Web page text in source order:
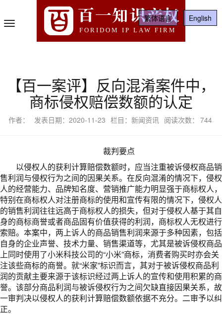
百一知识产权
FORIDOM IP LAW FIRM
English
繁体语言
Toggle
Navigation
【百一案评】反向混淆案件中，
商标侵权赔偿数额的认定
作者： 发表日期：2020-11-23 栏目：新闻资讯 阅读次数： 744
裁判要点
以侵权人的获利计算赔偿数额时，应当注重被诉侵权商品销
售利润与侵权行为之间的因果关系。在反向混淆的情况下，侵权
人的经营能力、品牌知名度、营销推广能力明显强于商标权人，
特别在商标权人对注册商标的使用和宣传有限的情况下，侵权人
的销售利润往往远高于商标权人的损失，但对于侵权人基于其自
身的商标商誉或者商品固有价值获得的利润，商标权人无权进行
索赔。本案中，两上诉人的商品销售利润来源于多种因素，包括
自身的企业声誉、技术力量、销售渠道等，尤其是被诉侵权商品
上同时使用了小米科技公司的“小米”商标，消费者购买时亦会关
注该些商标的商誉。就“米家”标识而言，其对于被诉侵权商品利
润的贡献主要来源于该标识经过两上诉人的宣传和使用积累的商
誉。该部分商品利润与被诉侵权行为之间欠缺直接因果关系，故
一审判决以侵权人的获利计算赔偿数额依据不充分。二审予以纠
正。